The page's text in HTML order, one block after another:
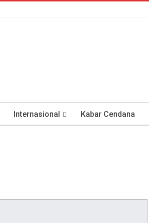
Internasional Kabar Cendana
19